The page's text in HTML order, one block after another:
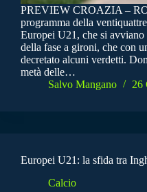
PREVIEW CROAZIA –
programma della
Europei U21, che si
della fase a gironi, che con
decretato alcuni verdetti.
metà delle…
Salvo Mangano
26
Europei U21: la sfida tra
Calcio